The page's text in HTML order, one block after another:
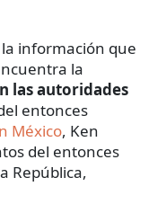
información que
la
las autoridades
entonces
México, Ken
del entonces
República,